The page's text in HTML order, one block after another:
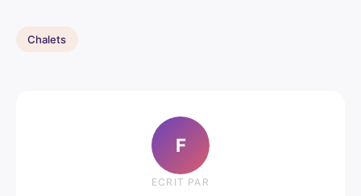
Chalets
F
ECRIT PAR